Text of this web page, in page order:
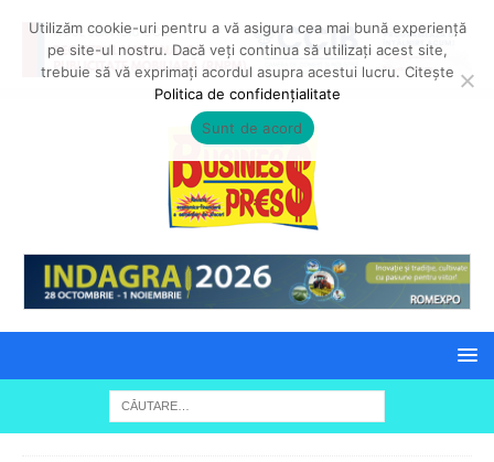
Utilizăm cookie-uri pentru a vă asigura cea mai bună experiență
pe site-ul nostru. Dacă veți continua să utilizați acest site,
trebuie să vă exprimați acordul asupra acestui lucru. Citește
Politica de confidențialitate
Sunt de acord